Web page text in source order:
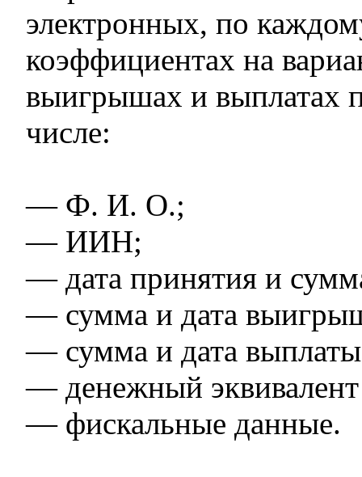
электронных, по
коэффициентах на
выигрышах и выплатах
числе:
— Ф. И. О.;
— ИИН;
— дата принятия и
— сумма и дата
— сумма и дата
— денежный
— фискальные данные.